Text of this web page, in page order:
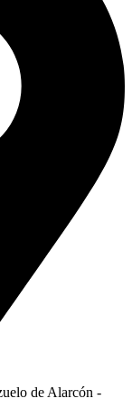
de Alarcón -